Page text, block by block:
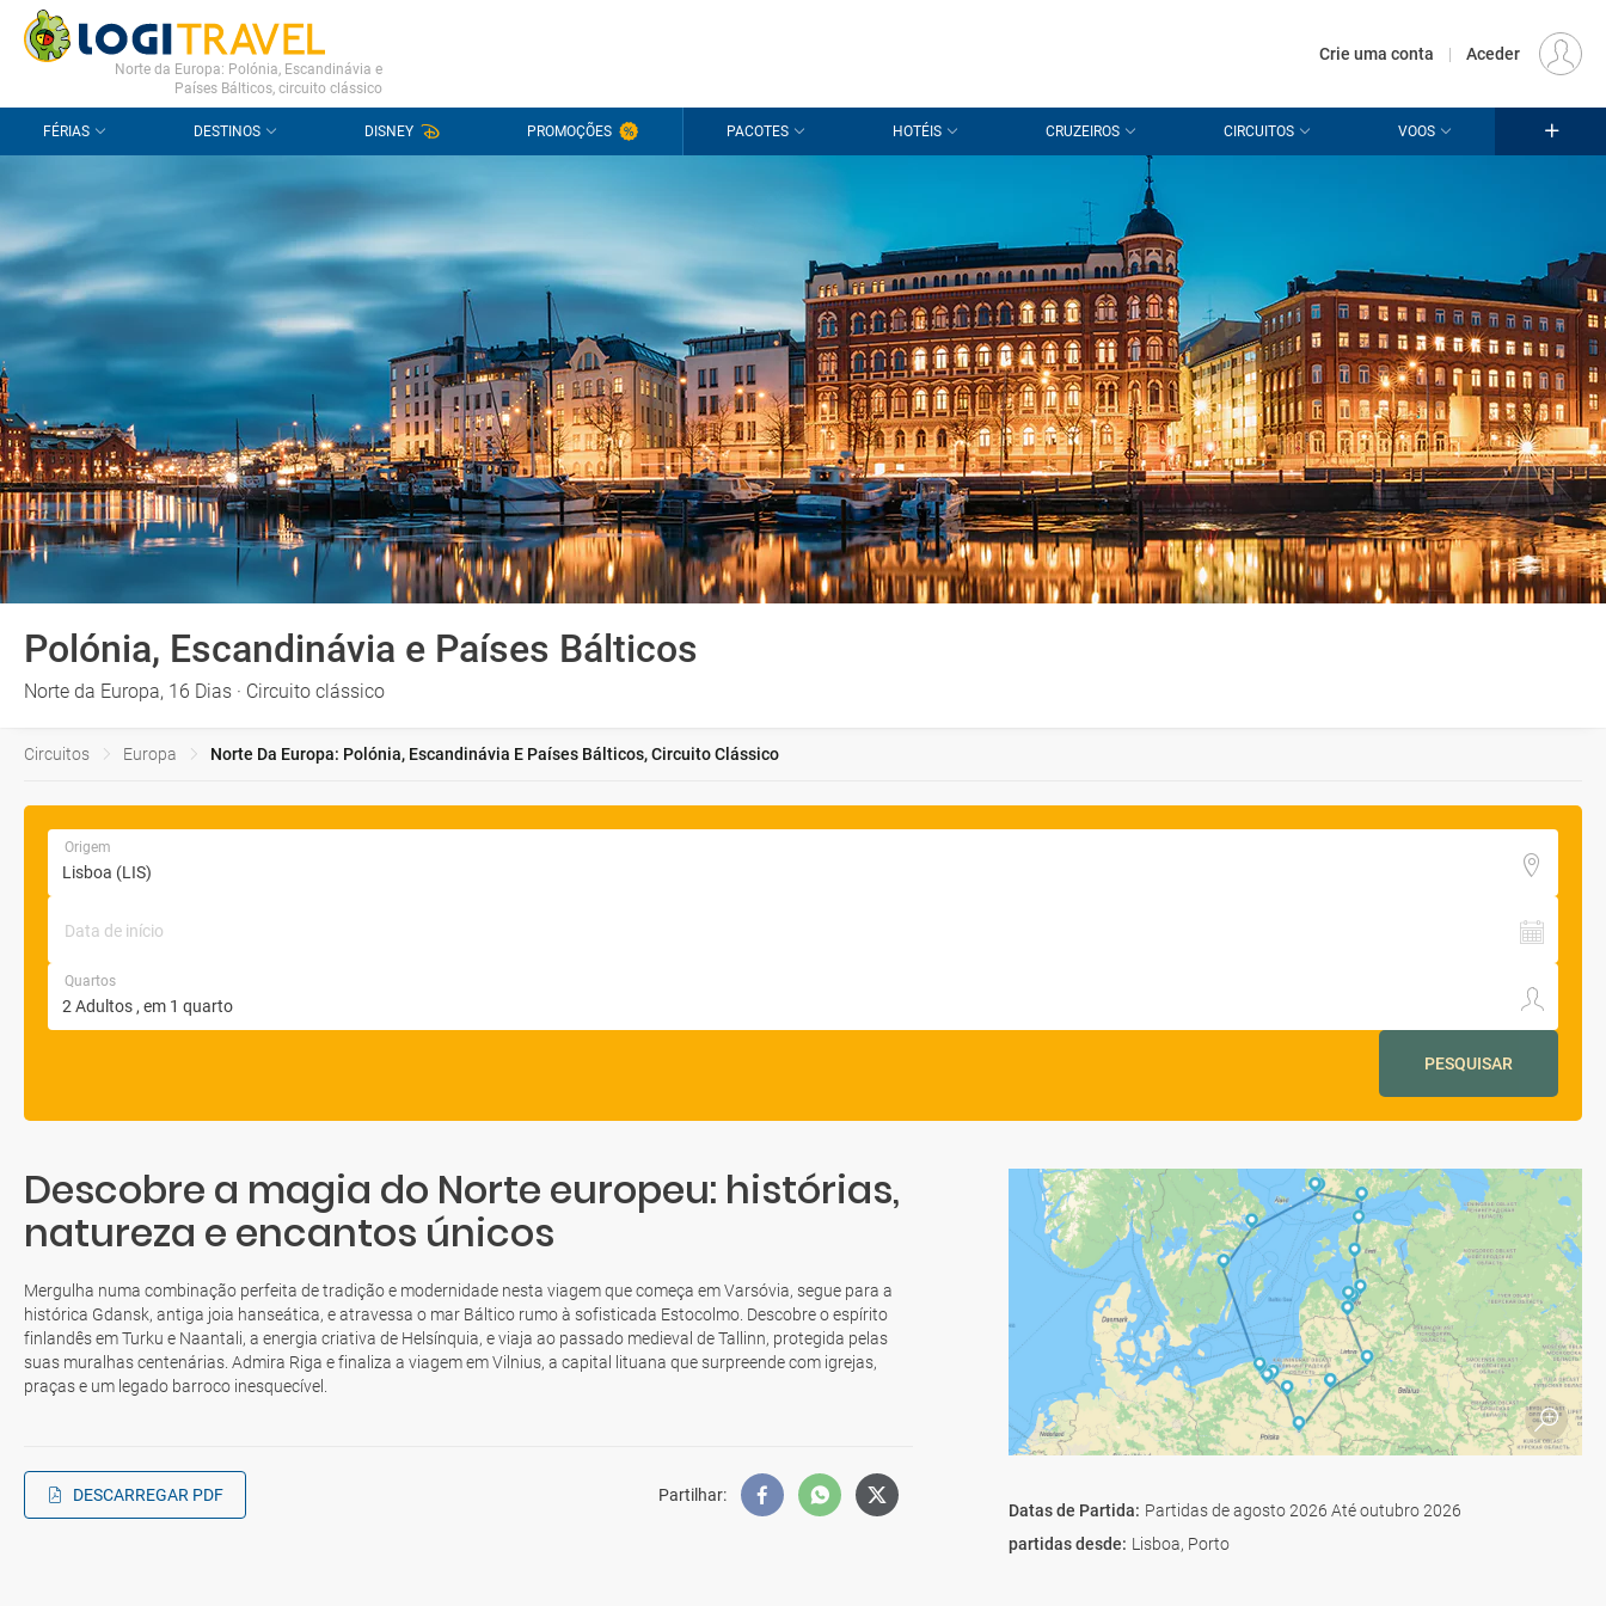
CONTACTO PERGUNTAS FREQUENTES
Norte da Europa: Polónia, Escandinávia e
Países Bálticos, circuito clássico
Crie uma conta | Aceder
FÉRIAS DESTINOS DISNEY PROMOÇÕES PACOTES HOTÉIS CRUZEIROS CIRCUITOS VOOS
Polónia, Escandinávia e Países Bálticos
Norte da Europa, 16 Dias · Circuito clássico
Circuitos Europa Norte Da Europa: Polónia, Escandinávia E Países Bálticos, Circuito Clássico
Origem
Data de início
Quartos
PESQUISAR
Descobre a magia do Norte europeu: histórias,
natureza e encantos únicos
Mergulha numa combinação perfeita de tradição e modernidade nesta viagem que começa em Varsóvia, segue para a
histórica Gdansk, antiga joia hanseática, e atravessa o mar Báltico rumo à sofisticada Estocolmo. Descobre o espírito
finlandês em Turku e Naantali, a energia criativa de Helsínquia, e viaja ao passado medieval de Tallinn, protegida pelas
suas muralhas centenárias. Admira Riga e finaliza a viagem em Vilnius, a capital lituana que surpreende com igrejas,
praças e um legado barroco inesquecível.
DESCARREGAR PDF Partilhar:
Datas de Partida: Partidas de agosto 2026 Até outubro 2026
partidas desde: Lisboa, Porto